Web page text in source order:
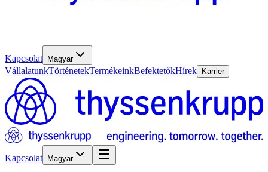
Kapcsolat Magyar
VállalatunkTörténetekTermékeinkBefektetőkHírek Karrier
Kapcsolat Magyar